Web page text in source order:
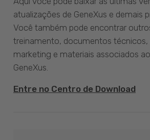
atualizações de GeneXus e demais
Você também pode encontrar
treinamento, documentos
marketing e materiais associados
GeneXus.
Entre no Centro de Download